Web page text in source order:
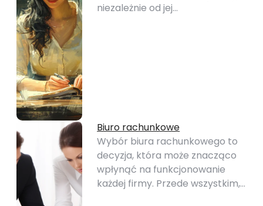
niezależnie od jej…
Biuro rachunkowe
Wybór biura rachunkowego to
decyzja, która może znacząco
wpłynąć na funkcjonowanie
każdej firmy. Przede wszystkim,…